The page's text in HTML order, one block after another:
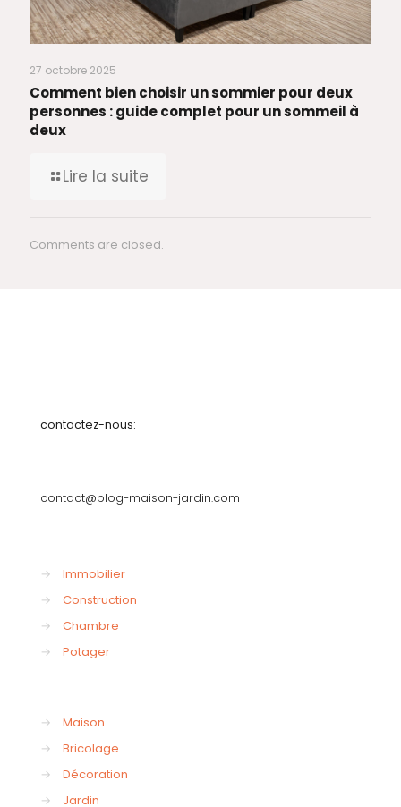
27 octobre 2025
Comment bien choisir un sommier pour deux
personnes : guide complet pour un sommeil à
deux
Lire la suite
Comments are closed.
contactez-nous:
contact@blog-maison-jardin.com
→
Immobilier
→
Construction
→
Chambre
→
Potager
→
Maison
→
Bricolage
→
Décoration
→
Jardin